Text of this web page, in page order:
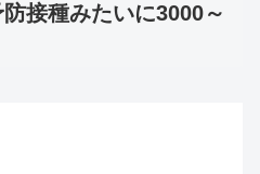
接種みたいに3000～